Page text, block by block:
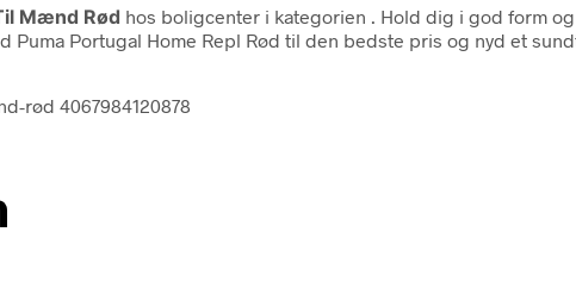
Mænd Rød hos boligcenter i kategorien
. Hold dig i god form
Portugal Home Repl Rød til den bedste pris og nyd et
rød 4067984120878